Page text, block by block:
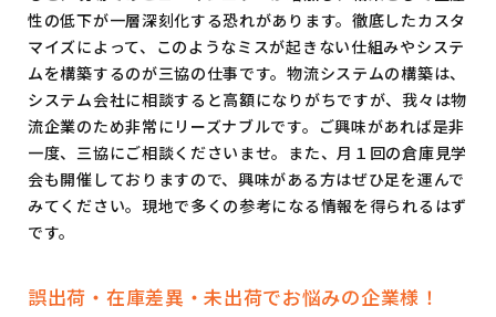
性の低下が一層深刻化する恐れがあります。徹底したカスタ
マイズによって、このようなミスが起きない仕組みやシステ
ムを構築するのが三協の仕事です。物流システムの構築は、
システム会社に相談すると高額になりがちですが、我々は物
流企業のため非常にリーズナブルです。ご興味があれば是非
一度、三協にご相談くださいませ。また、月１回の倉庫見学
会も開催しておりますので、興味がある方はぜひ足を運んで
みてください。現地で多くの参考になる情報を得られるはず
です。
誤出荷・在庫差異・未出荷でお悩みの企業様！